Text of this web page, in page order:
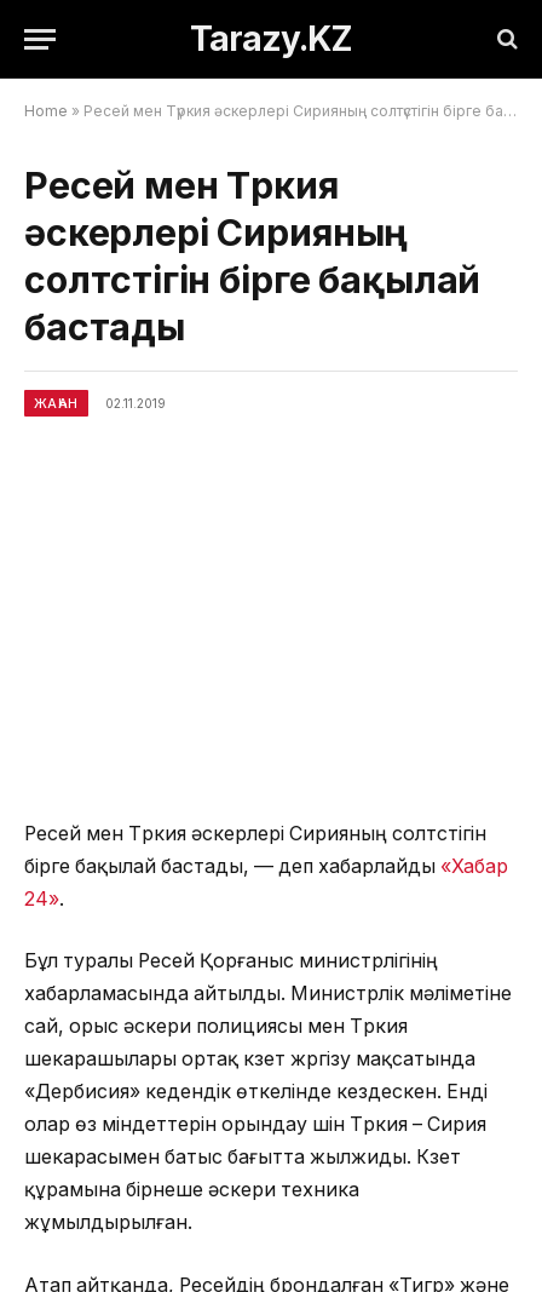
Tarazy.KZ
Home » Ресей мен Түркия әскерлері Сирияның солтүстігін бірге бақылай бастады
Ресей мен Түркия
әскерлері Сирияның
солтүстігін бірге бақылай
бастады
ЖАҺАН 02.11.2019
Ресей мен Түркия әскерлері Сирияның солтүстігін
бірге бақылай бастады, — деп хабарлайды «Хабар
24».
Бұл туралы Ресей Қорғаныс министрлігінің
хабарламасында айтылды. Министрлік мәліметіне
сай, орыс әскери полициясы мен Түркия
шекарашылары ортақ күзет жүргізу мақсатында
«Дербисия» кедендік өткелінде кездескен. Енді
олар өз міндеттерін орындау үшін Түркия – Сирия
шекарасымен батыс бағытта жылжиды. Күзет
құрамына бірнеше әскери техника
жұмылдырылған.
Атап айтқанда, Ресейдің брондалған «Тигр» және